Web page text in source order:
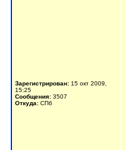
Зарегистрирован: 15 окт 2009,
15:25
Сообщения: 3507
Откуда: СПб